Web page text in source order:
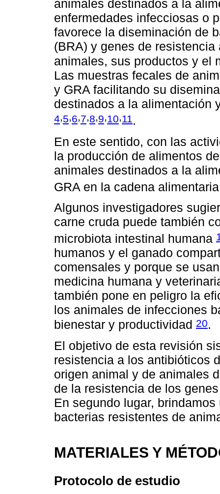
animales destinados a la
enfermedades infecciosas o
favorece la diseminación de
(BRA) y genes de
animales, sus productos y el
Las muestras fecales de
y GRA facilitando su
destinados a la alimentación
4,5,6,7,8,9,10,11.
En este sentido, con las
la producción de alimentos
animales destinados a la
GRA en la cadena
Algunos investigadores
carne cruda puede también
microbiota intestinal humana
humanos y el ganado
comensales y porque se
medicina humana y
también pone en peligro la
los animales de infecciones
bienestar y productividad 20.
El objetivo de esta revisión
resistencia a los antibióticos
origen animal y de animales
de la resistencia de los
En segundo lugar,
bacterias resistentes de
MATERIALES Y
Protocolo de estudio